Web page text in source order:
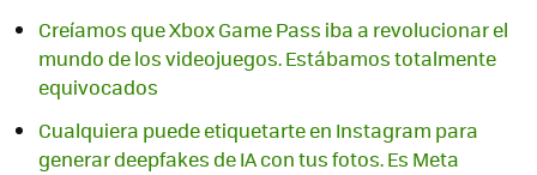
Creíamos que Xbox Game Pass iba a revolucionar el
mundo de los videojuegos. Estábamos totalmente
equivocados
Cualquiera puede etiquetarte en Instagram para
generar deepfakes de IA con tus fotos. Es Meta